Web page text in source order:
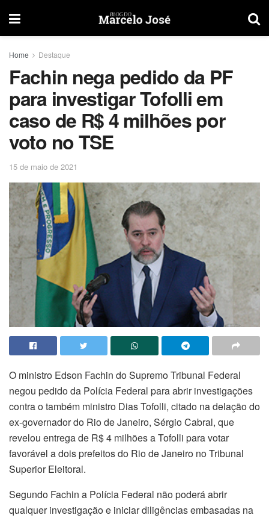
Home Destaque
Fachin nega pedido da PF
para investigar Tofolli em
caso de R$ 4 milhões por
voto no TSE
15 de maio de 2021
O ministro Edson Fachin do Supremo Tribunal Federal
negou pedido da Polícia Federal para abrir investigações
contra o também ministro Dias Tofolli, citado na delação do
ex-governador do Rio de Janeiro, Sérgio Cabral, que
revelou entrega de R$ 4 milhões a Tofolli para votar
favorável a dois prefeitos do Rio de Janeiro no Tribunal
Superior Eleitoral.
Segundo Fachin a Polícia Federal não poderá abrir
qualquer investigação e iniciar diligências embasadas na